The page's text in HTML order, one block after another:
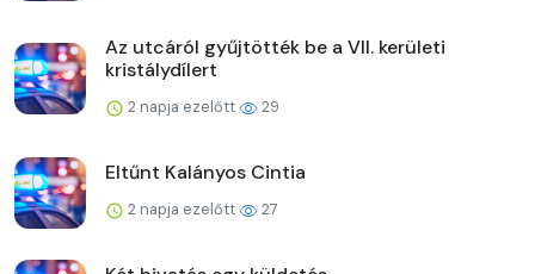
Az utcáról gyűjtötték be a VII. kerületi
kristálydílert
2 napja ezelőtt 29
Eltűnt Kalányos Cintia
2 napja ezelőtt 27